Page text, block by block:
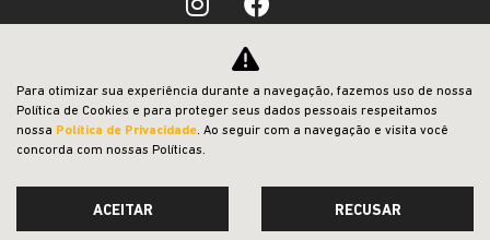
Desacelere. Seu bem maior é a vida.
Para otimizar sua experiência durante a navegação, fazemos uso de nossa
Política de Cookies e para proteger seus dados pessoais respeitamos
nossa Política de Privacidade. Ao seguir com a navegação e visita você
concorda com nossas Políticas.
ACEITAR RECUSAR